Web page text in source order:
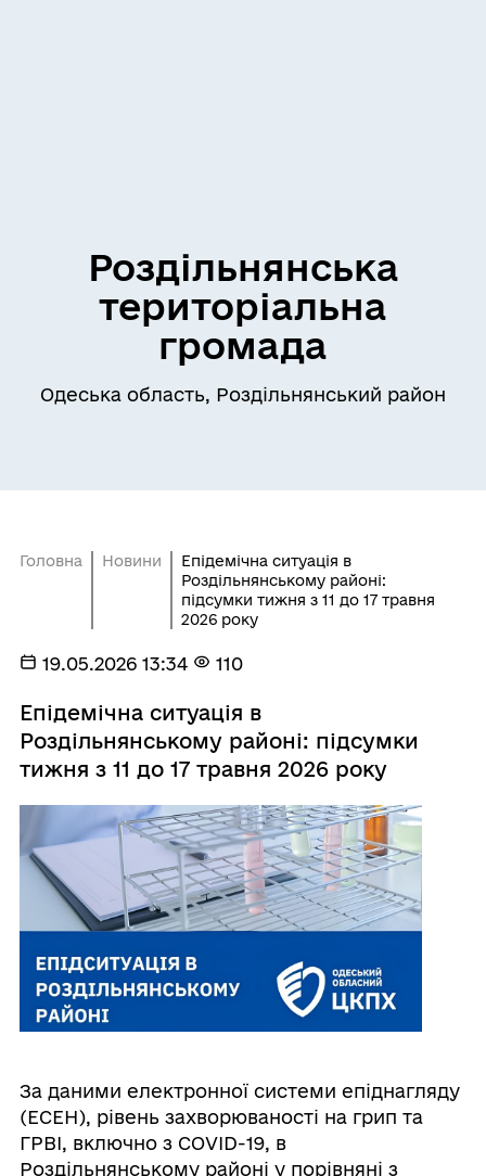
Роздільнянська
територіальна
громада
Одеська область, Роздільнянський район
Головна Новини
Епідемічна ситуація в
Роздільнянському районі:
підсумки тижня з 11 до 17 травня
2026 року
19.05.2026 13:34 110
Епідемічна ситуація в
Роздільнянському районі: підсумки
тижня з 11 до 17 травня 2026 року
За даними електронної системи епіднагляду
(ЕСЕН), рівень захворюваності на грип та
ГРВІ, включно з COVID-19, в
Роздільнянському районі у порівняні з